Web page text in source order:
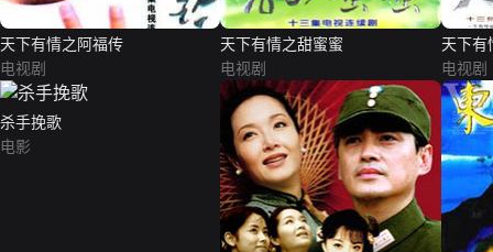
天下有情之阿福传
电视剧
天下有情之甜蜜蜜
电视剧
天下有
电视剧
杀手挽歌
电影